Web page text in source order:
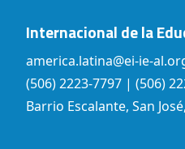
Internacional de la
america.latina@ei-ie-
(506) 2223-7797 | (506)
Barrio Escalante, San